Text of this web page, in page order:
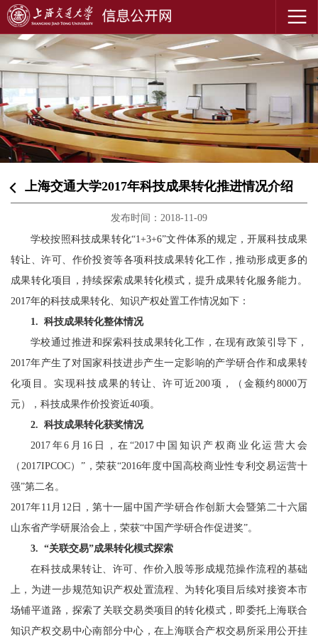
上海交通大学2017年科技成果转化推进情况介绍
发布时间：2018-11-09
学校按照科技成果转化“1+3+6”文件体系的规定，开展科技成果
转让、许可、作价投资等各项科技成果转化工作，推动形成更多的
成果转化项目，持续探索成果转化模式，提升成果转化服务能力。
2017年的科技成果转化、知识产权处置工作情况如下：
1. 科技成果转化整体情况
学校通过推进和探索科技成果转化工作，在现有政策引导下，
2017年产生了对国家科技进步产生一定影响的产学研合作和成果转
化项目。实现科技成果的转让、许可近200项，（金额约8000万
元），科技成果作价投资近40项。
2. 科技成果转化获奖情况
2017 年6月16日，在“2017中国知识产权商业化运营大会
（2017IPCOC）”，荣获“2016年度中国高校商业性专利交易运营十
强”第二名。
2017年11月12日，第十一届中国产学研合作创新大会暨第二十六届
山东省产学研展洽会上，荣获“中国产学研合作促进奖”。
3. “关联交易”成果转化模式探索
在科技成果转让、许可、作价入股等形成规范操作流程的基础
上，为进一步规范知识产权处置流程、为转化项目后续对接资本市
场铺平道路，探索了关联交易类项目的转化模式，即委托上海联合
知识产权交易中心南部分中心，在上海联合产权交易所采用公开挂